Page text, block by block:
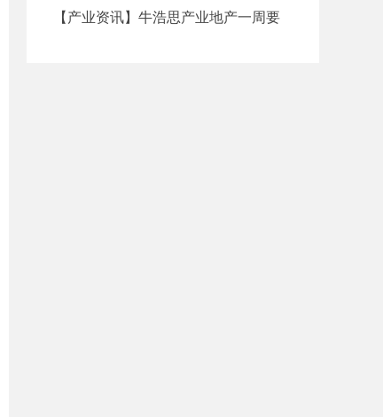
闻（8.24-8.28）
【产业资讯】牛浩思产业地产一周要